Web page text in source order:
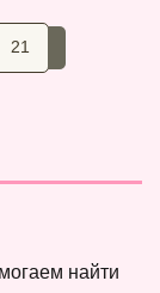
21
найти